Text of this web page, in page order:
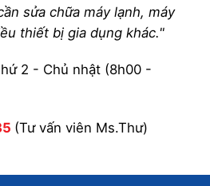
sửa chữa máy lạnh, máy
thiết bị gia dụng khác."
2 - Chủ nhật (8h00 -
(Tư vấn viên Ms.Thư)